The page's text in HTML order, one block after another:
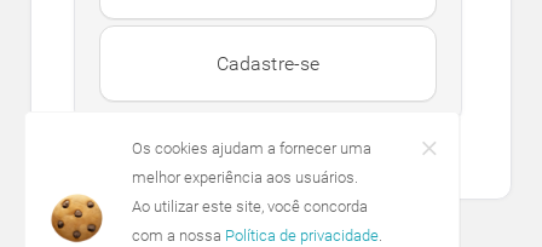
Cadastre-se
Os cookies ajudam a fornecer uma
melhor experiência aos usuários.
Ao utilizar este site, você concorda
com a nossa Política de privacidade.